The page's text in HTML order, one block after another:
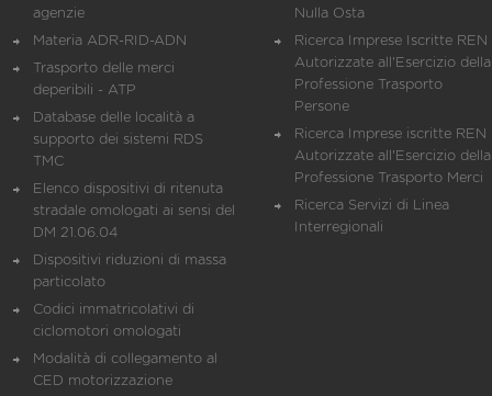
agenzie
Materia ADR-RID-ADN
Trasporto delle merci
deperibili - ATP
Database delle località a
supporto dei sistemi RDS
TMC
Elenco dispositivi di ritenuta
stradale omologati ai sensi del
DM 21.06.04
Dispositivi riduzioni di massa
particolato
Codici immatricolativi di
ciclomotori omologati
Modalità di collegamento al
CED motorizzazione
Nulla Osta
Ricerca Imprese Iscritte REN
Autorizzate all'Esercizio della
Professione Trasporto
Persone
Ricerca Imprese iscritte REN
Autorizzate all'Esercizio della
Professione Trasporto Merci
Ricerca Servizi di Linea
Interregionali